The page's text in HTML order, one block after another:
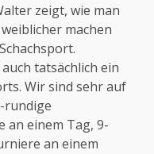
zeigt, wie man
machen
tatsächlich ein
Wir sind sehr auf
rundige
an einem Tag, 9-
an einem